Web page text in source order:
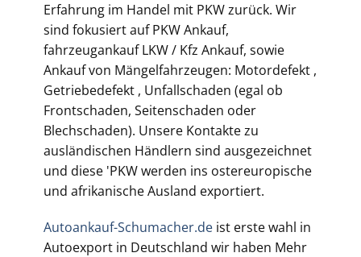
Erfahrung im Handel mit PKW zurück. Wir
sind fokusiert auf PKW Ankauf,
fahrzeugankauf LKW / Kfz Ankauf, sowie
Ankauf von Mängelfahrzeugen: Motordefekt ,
Getriebedefekt , Unfallschaden (egal ob
Frontschaden, Seitenschaden oder
Blechschaden). Unsere Kontakte zu
ausländischen Händlern sind ausgezeichnet
und diese 'PKW werden ins ostereuropische
und afrikanische Ausland exportiert.
Autoankauf-Schumacher.de ist erste wahl in
Autoexport in Deutschland wir haben Mehr